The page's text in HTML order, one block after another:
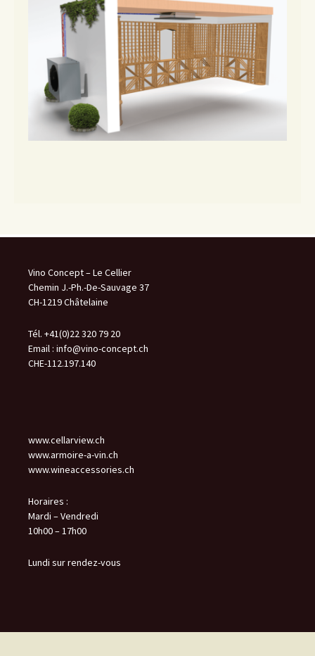
Vino Concept – Le Cellier
Chemin J.-Ph.-De-Sauvage 37
CH-1219 Châtelaine
Tél. +41(0)22 320 79 20
Email : info@vino-concept.ch
CHE-112.197.140
www.cellarview.ch
www.armoire-a-vin.ch
www.wineaccessories.ch
Horaires :
Mardi – Vendredi
10h00 – 17h00
Lundi sur rendez-vous